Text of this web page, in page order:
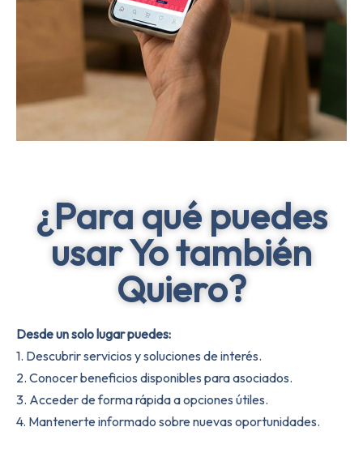
¿Para qué puedes
usar Yo también
Quiero?
Desde un solo lugar puedes:
1. Descubrir servicios y soluciones de interés.
2. Conocer beneficios disponibles para asociados.
3. Acceder de forma rápida a opciones útiles.
4. Mantenerte informado sobre nuevas oportunidades.